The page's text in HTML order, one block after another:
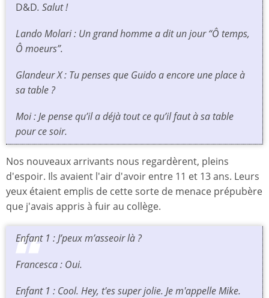
D&D. Salut !
Lando Molari : Un grand homme a dit un jour “Ô temps,
Ô moeurs”.
Glandeur X : Tu penses que Guido a encore une place à
sa table ?
Moi : Je pense qu’il a déjà tout ce qu’il faut à sa table
pour ce soir.
Nos nouveaux arrivants nous regardèrent, pleins
d'espoir. Ils avaient l'air d'avoir entre 11 et 13 ans. Leurs
yeux étaient emplis de cette sorte de menace prépubère
que j'avais appris à fuir au collège.
Enfant 1 : J’peux m’asseoir là ?
Francesca : Oui.
Enfant 1 : Cool. Hey, t'es super jolie. Je m'appelle Mike.